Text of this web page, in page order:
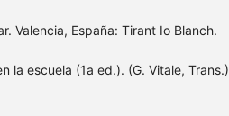
Valencia, España: Tirant Io Blanch.
la escuela (1a ed.). (G. Vitale, Trans.)